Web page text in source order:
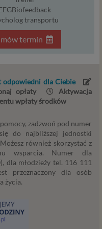
transportu
termin
dla Ciebie
opłaty
Aktywacja
wpłaty środków
zadzwoń pod numer
do najbliższej jednostki
również skorzystać z
wsparcia. Numer dla
dla młodzieży tel. 116 111
przeznaczony dla osób
życia.
pomiarów
usług i
i wygody
treści w
dziecka i oglądasz
to możemy
móc pokazać
(np. produktu lub
reklamodawcy
możliwość
Udzielenie takiej
i jeśli nie chcesz,
naszemu rozwiązaniu
zakresu lub